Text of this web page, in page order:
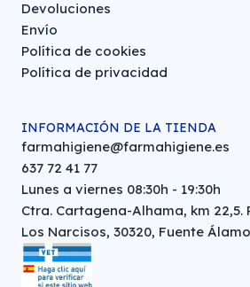
Devoluciones
Envío
Política de cookies
Política de privacidad
INFORMACIÓN DE LA TIENDA
farmahigiene@farmahigiene.es
637 72 41 77
Lunes a viernes 08:30h - 19:30h
Ctra. Cartagena-Alhama, km
Los Narcisos, 30320, Fuente